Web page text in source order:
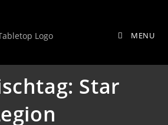
MENU
Star